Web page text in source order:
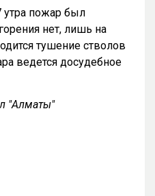
утра пожар был
нет, лишь на
тушение стволов
ведется досудебное
"Алматы"